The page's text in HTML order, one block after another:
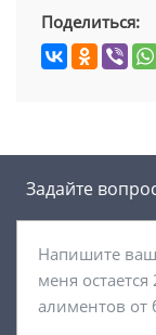
Поделиться:
Задайте